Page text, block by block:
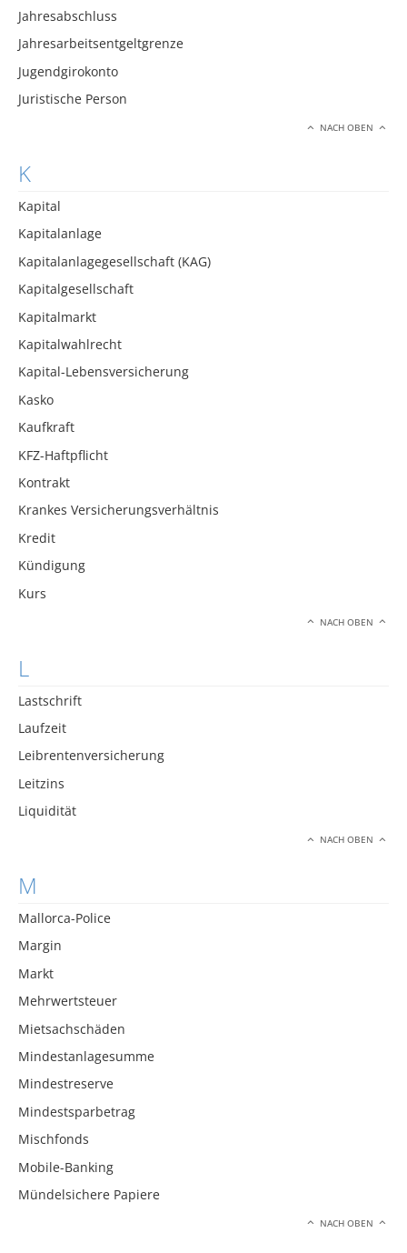
Jahresabschluss
Jahresarbeitsentgeltgrenze
Jugendgirokonto
Juristische Person
NACH OBEN
K
Kapital
Kapitalanlage
Kapitalanlagegesellschaft (KAG)
Kapitalgesellschaft
Kapitalmarkt
Kapitalwahlrecht
Kapital-Lebensversicherung
Kasko
Kaufkraft
KFZ-Haftpflicht
Kontrakt
Krankes Versicherungsverhältnis
Kredit
Kündigung
Kurs
NACH OBEN
L
Lastschrift
Laufzeit
Leibrentenversicherung
Leitzins
Liquidität
NACH OBEN
M
Mallorca-Police
Margin
Markt
Mehrwertsteuer
Mietsachschäden
Mindestanlagesumme
Mindestreserve
Mindestsparbetrag
Mischfonds
Mobile-Banking
Mündelsichere Papiere
NACH OBEN